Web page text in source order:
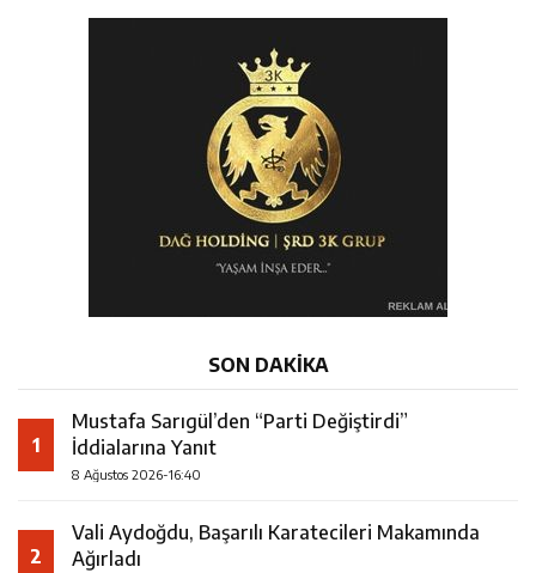
SON DAKİKA
1
Mustafa Sarıgül’den “Parti Değiştirdi”
İddialarına Yanıt
8 Ağustos 2026-16:40
2
Vali Aydoğdu, Başarılı Karatecileri Makamında
Ağırladı